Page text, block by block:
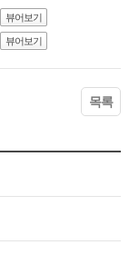
뷰어보기
뷰어보기
목록